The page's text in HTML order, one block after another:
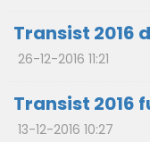
Transist 2016
26-12-2016 11:21
Transist 2016
13-12-2016 10:27